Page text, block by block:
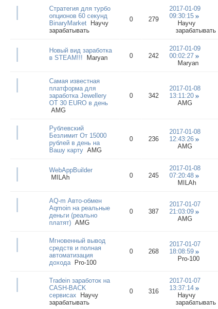
Стратегия для турбо
опционов 60 секунд
BinaryMarket
Научу
зарабатывать
0 279
2017-01-09
09:30:15
Научу
зарабатывать
Новый вид заработка
в STEAM!!!
Maryan 0 242
2017-01-09
00:02:27
Maryan
Самая известная
платформа для
заработка Jewellery
ОТ 30 EURO в день
AMG
0 342
2017-01-08
13:11:20
AMG
Рублевский
Безлимит От 15000
рублей в день на
Вашу карту AMG
0 236
2017-01-08
12:43:26
AMG
WebAppBuilder
MILAh
0 245
2017-01-08
07:20:48
MILAh
AQ-m Авто-обмен
Aqmoin на реальные
деньги (реально
платят) AMG
0 387
2017-01-07
21:03:09
AMG
Мгновенный вывод
средств и полная
автоматизация
дохода
Pro-100
0 268
2017-01-07
18:08:59
Pro-100
Tradein заработок на
CASH-BACK
сервисах
Научу
зарабатывать
0 316
2017-01-07
13:37:14
Научу
зарабатывать